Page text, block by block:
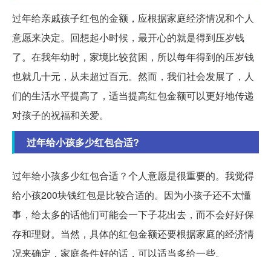
过年给亲戚孩子红包的金额，应根据家庭经济情况和个人
意愿来决定。回想起小时候，最开心的就是得到压岁钱
了。在我年幼时，家境比较贫困，所以每年得到的压岁钱
也就几十元，从未超过百元。然而，我们社会发展了，人
们的生活水平提高了，适当提高红包金额可以更好地传递
对孩子的祝福和关爱。
过年给小孩多少红包合适?
过年给小孩多少红包合适？个人意愿是很重要的。我觉得
给小孩200块钱红包是比较合适的。因为小孩子还不太懂
事，给太多的话他们可能会一下子花出去，而不会好好保
存和理财。当然，具体的红包金额还要根据家庭的经济情
况来确定，家庭条件好的话，可以适当多给一些。